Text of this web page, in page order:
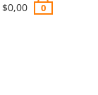
$0,00 0